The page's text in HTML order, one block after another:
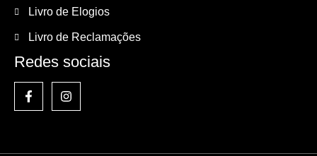
Livro de Elogios
Livro de Reclamações
Redes sociais